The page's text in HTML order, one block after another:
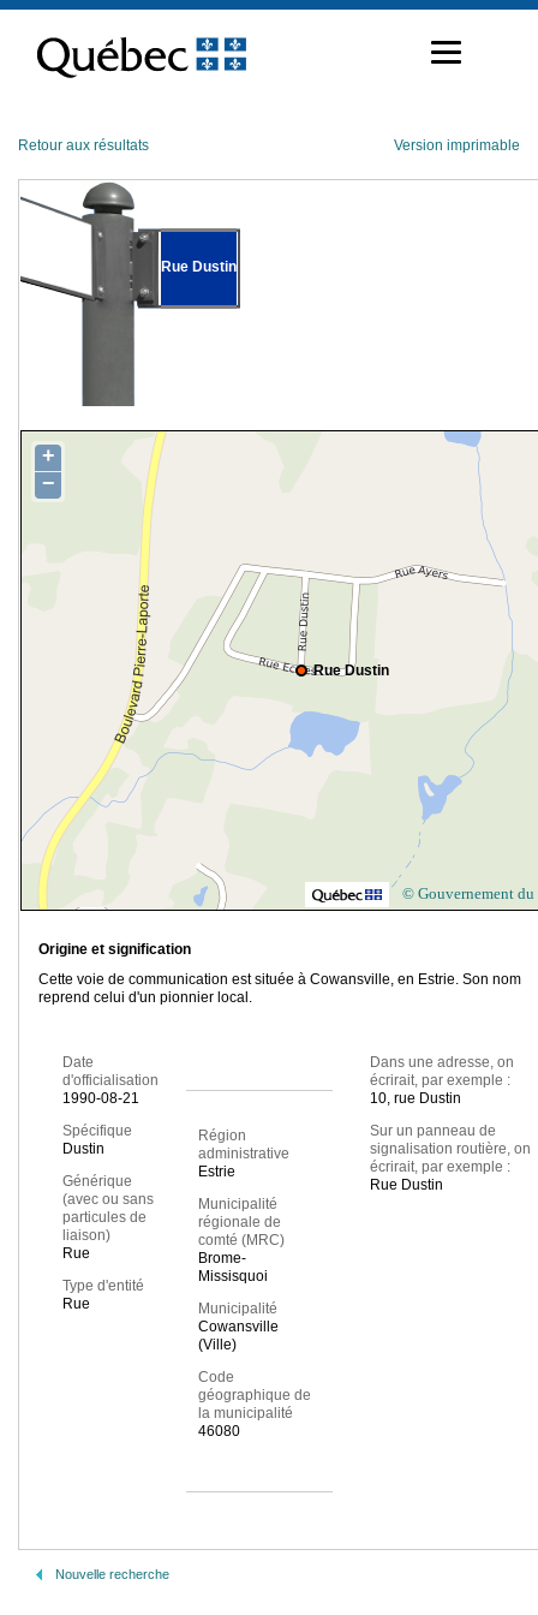
contenu
Retour aux résultats Version imprimable
Rue Dustin
Rue Dustin
+
−
© Gouvernement du
Origine et signification
Cette voie de communication est située à Cowansville, en Estrie. Son nom
reprend celui d'un pionnier local.
Date
d'officialisation
1990-08-21
Spécifique
Dustin
Générique
(avec ou sans
particules de
liaison)
Rue
Type d'entité
Rue
Région
administrative
Estrie
Municipalité
régionale de
comté (MRC)
Brome-
Missisquoi
Municipalité
Cowansville
(Ville)
Code
géographique de
la municipalité
46080
Dans une adresse, on
écrirait, par exemple :
10, rue Dustin
Sur un panneau de
signalisation routière, on
écrirait, par exemple :
Rue Dustin
Nouvelle recherche